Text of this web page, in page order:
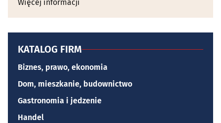
Więcej informacji
KATALOG FIRM
Biznes, prawo, ekonomia
Dom, mieszkanie, budownictwo
Gastronomia i jedzenie
Handel